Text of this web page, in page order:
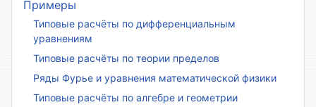
Примеры
Типовые расчёты по дифференциальным
уравнениям
Типовые расчёты по теории пределов
Ряды Фурье и уравнения математической физики
Типовые расчёты по алгебре и геометрии